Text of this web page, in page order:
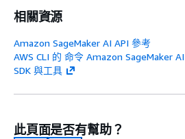
相關資源
Amazon SageMaker AI API 參考
AWS CLI 的 命令 Amazon SageMaker AI
SDK 與工具
此頁面是否有幫助？